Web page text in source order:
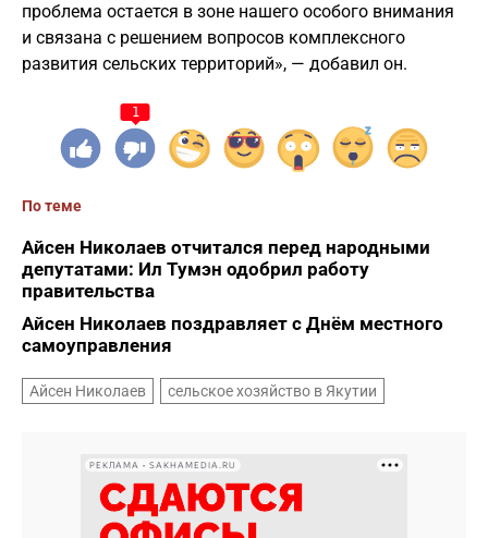
проблема остается в зоне нашего особого внимания
и связана с решением вопросов комплексного
развития сельских территорий», — добавил он.
1
По теме
Айсен Николаев отчитался перед народными
депутатами: Ил Тумэн одобрил работу
правительства
Айсен Николаев поздравляет с Днём местного
самоуправления
Айсен Николаев сельское хозяйство в Якутии
РЕКЛАМА • SAKHAMEDIA.RU